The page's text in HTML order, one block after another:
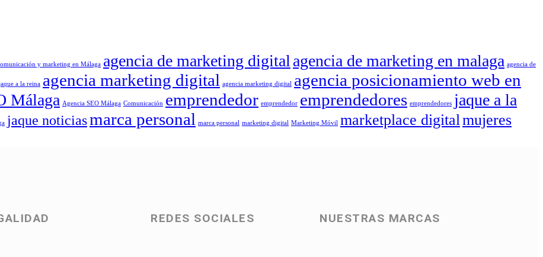
y marketing en Málaga agencia de marketing digital agencia de marketing en malaga agencia de
a la reina agencia marketing digital agencia marketing digital
agencia posicionamiento web en
Málaga Agencia SEO Málaga Comunicación emprendedor emprendedor emprendedores emprendedores jaque a la
jaque noticiasmarca personal marca personal marketing digital Marketing Móvil marketplace digital mujeres
REDES SOCIALES NUESTRAS MARCAS